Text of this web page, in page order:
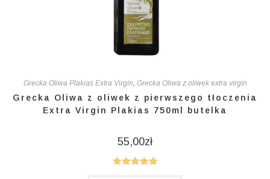
Grecka Oliwa Plakias Extra Virgin, Grecka Oliwa z oliwek extra virgin
Grecka Oliwa z oliwek z pierwszego tłoczenia
Extra Virgin Plakias 750ml butelka
55,00zł
Oceniono